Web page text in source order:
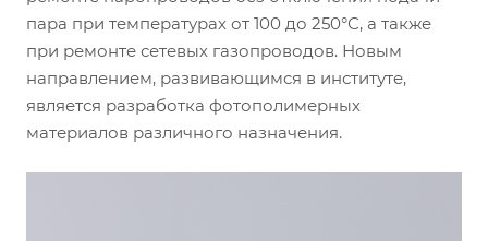
пара при температурах от 100 до 250°С, а также
при ремонте сетевых газопроводов. Новым
направлением, развивающимся в институте,
является разработка фотополимерных
материалов различного назначения.